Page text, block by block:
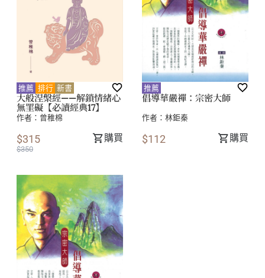
推薦 排行 新書
大般涅槃經——解鎖情緒心
無罣礙【必讀經典17】
作者： 曾稚棉
$315
$350
購買
推薦
倡導華嚴禪：宗密大師
作者： 林鉅秦
$112 購買